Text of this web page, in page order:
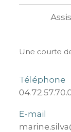
Une courte
Téléphone
E-mail